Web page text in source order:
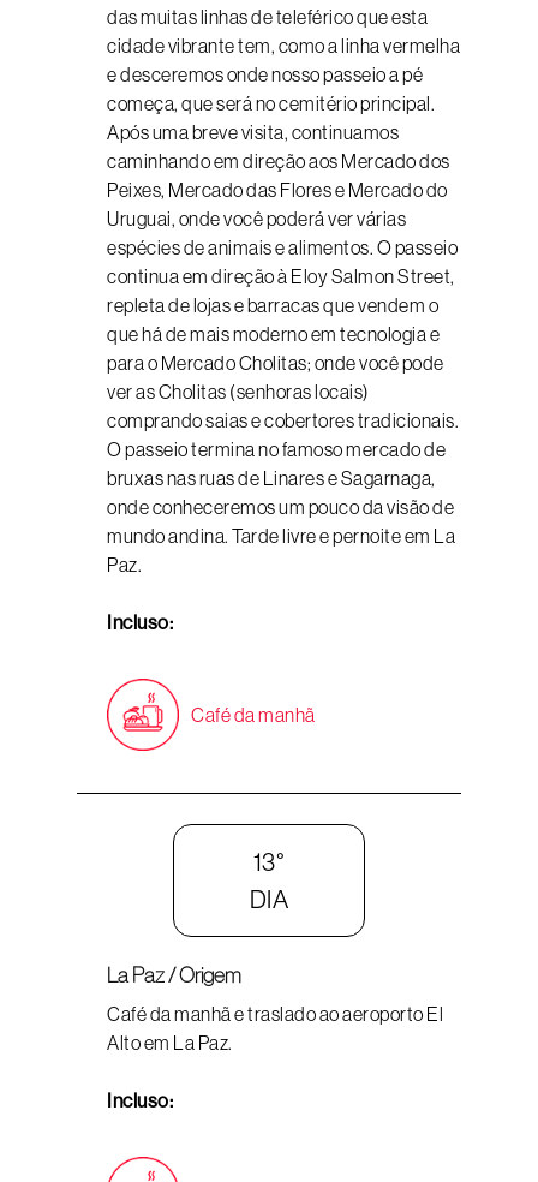
das muitas linhas de teleférico que esta
cidade vibrante tem, como a linha vermelha
e desceremos onde nosso passeio a pé
começa, que será no cemitério principal.
Após uma breve visita, continuamos
caminhando em direção aos Mercado dos
Peixes, Mercado das Flores e Mercado do
Uruguai, onde você poderá ver várias
espécies de animais e alimentos. O passeio
continua em direção à Eloy Salmon Street,
repleta de lojas e barracas que vendem o
que há de mais moderno em tecnologia e
para o Mercado Cholitas; onde você pode
ver as Cholitas (senhoras locais)
comprando saias e cobertores tradicionais.
O passeio termina no famoso mercado de
bruxas nas ruas de Linares e Sagarnaga,
onde conheceremos um pouco da visão de
mundo andina. Tarde livre e pernoite em La
Paz.
Incluso:
Café da manhã
13°
DIA
La Paz / Origem
Café da manhã e traslado ao aeroporto El
Alto em La Paz.
Incluso: